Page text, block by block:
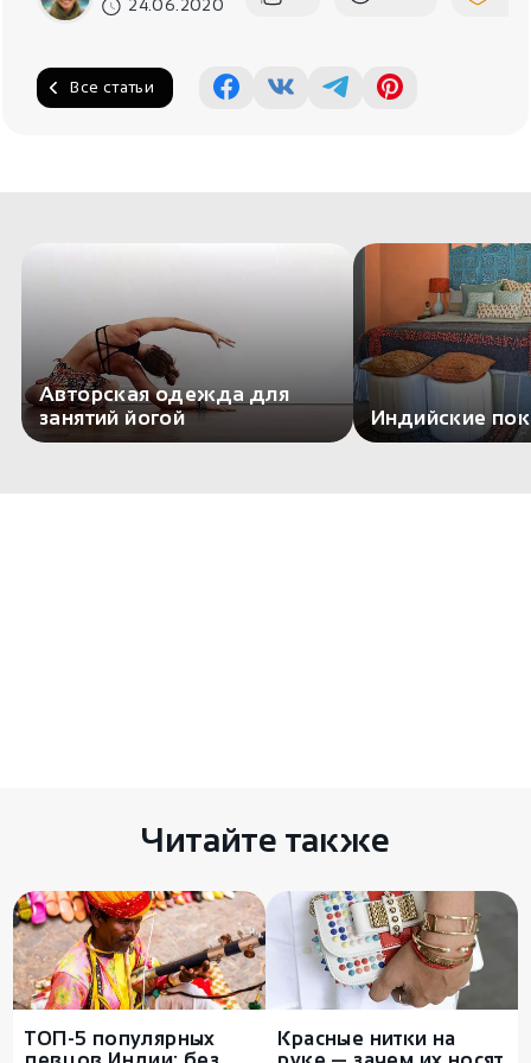
Для пользователя
24.06.2020
Все статьи
Авторская одежда для
занятий йогой
Индийские
Читайте также
ТОП-5 популярных
Красные нитки на